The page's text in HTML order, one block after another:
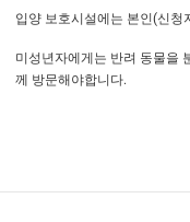
입양 보호시설에는 본인(신청
미성년자에게는 반려 동물을
께 방문해야합니다.